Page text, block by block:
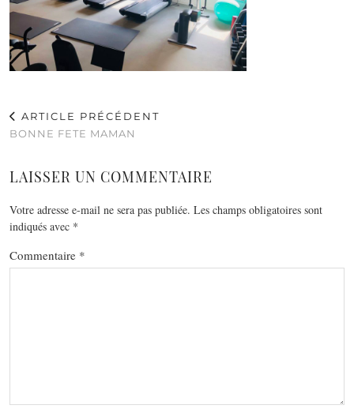
ARTICLE PRÉCÉDENT
BONNE FETE MAMAN
LAISSER UN COMMENTAIRE
Votre adresse e-mail ne sera pas publiée. Les champs obligatoires sont
indiqués avec *
Commentaire *